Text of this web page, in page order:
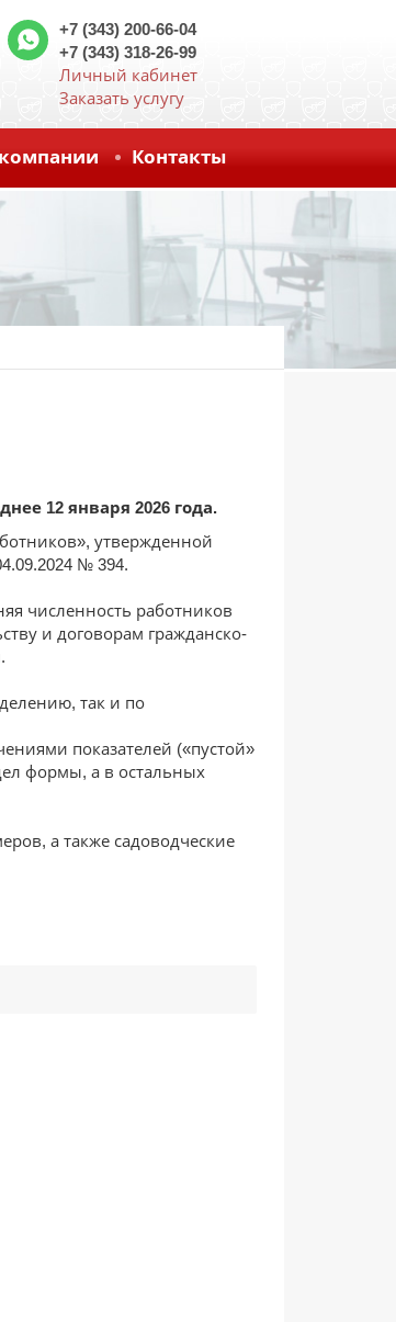
+7 (343) 200-66-04
+7 (343) 318-26-99
Личный кабинет
Заказать услугу
Контакты
12 января 2026 года.
утвержденной
№ 394.
численность работников
и договорам гражданско-
так и по
показателей («пустой»
формы, а в остальных
а также садоводческие